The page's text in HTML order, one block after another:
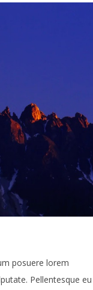
posuere lorem
Pellentesque eu